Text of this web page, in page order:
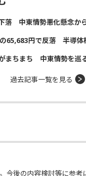
落 中東情勢悪化懸念か
の65,683円で反落 半導
まちまち 中東情勢を巡
過去記事一覧を見る
今後の内容検討等に参考